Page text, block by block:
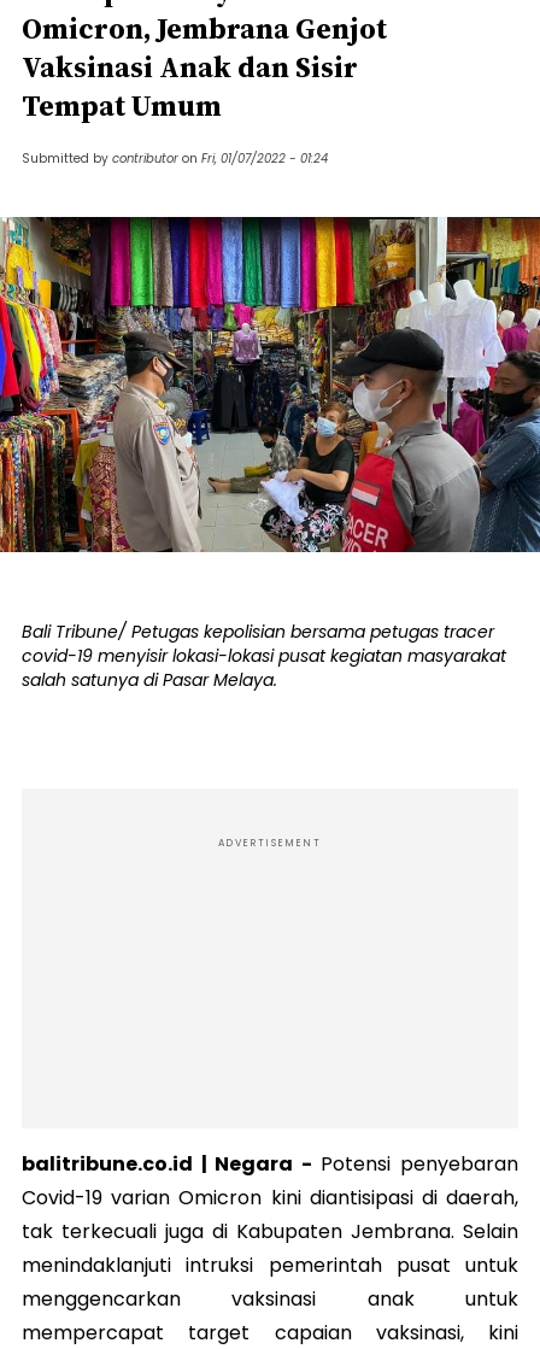
Omicron, Jembrana Genjot
Vaksinasi Anak dan Sisir
Tempat Umum
Submitted by contributor on Fri, 01/07/2022 - 01:24
Bali Tribune/ Petugas kepolisian bersama petugas tracer
covid-19 menyisir lokasi-lokasi pusat kegiatan masyarakat
salah satunya di Pasar Melaya.
ADVERTISEMENT
balitribune.co.id | Negara - Potensi penyebaran
Covid-19 varian Omicron kini diantisipasi di daerah,
tak terkecuali juga di Kabupaten Jembrana. Selain
menindaklanjuti intruksi pemerintah pusat untuk
menggencarkan vaksinasi anak untuk
mempercapat target capaian vaksinasi, kini